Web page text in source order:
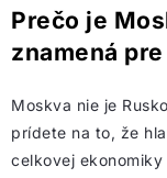
Prečo je
znamená
Moskva nie je
prídete na to, že
celkovej